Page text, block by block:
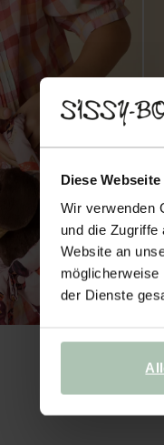
Diese
Wir verwenden
und die
Website an
der Dienste